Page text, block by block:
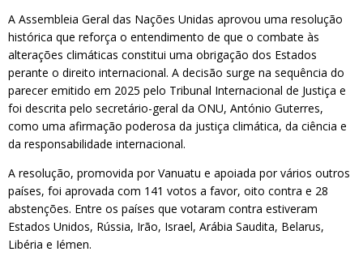
A Assembleia Geral das Nações Unidas aprovou uma resolução
histórica que reforça o entendimento de que o combate às
alterações climáticas constitui uma obrigação dos Estados
perante o direito internacional. A decisão surge na sequência do
parecer emitido em 2025 pelo Tribunal Internacional de Justiça e
foi descrita pelo secretário-geral da ONU, António Guterres,
como uma afirmação poderosa da justiça climática, da ciência e
da responsabilidade internacional.
A resolução, promovida por Vanuatu e apoiada por vários outros
países, foi aprovada com 141 votos a favor, oito contra e 28
abstenções. Entre os países que votaram contra estiveram
Estados Unidos, Rússia, Irão, Israel, Arábia Saudita, Belarus,
Libéria e Iémen.